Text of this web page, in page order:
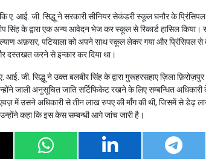
ए. आई. जी. सिद्धू ने सरकारी सीनियर सेकंडरी स्कूल घनौर के
के द्वारा एक अन्य आवेदन भेज कर स्कूल से रिकार्ड हासिल किया।
अफ़सर, पटियाला को अपने साथ स्कूल लेकर गया और प्रिंसिपल से
दस्तखत करने से इन्कार कर दिया था।
आई. जी. सिद्धू ने उक्त बलबीर सिंह के द्वारा गुरूहरसहाए ज़िला
जाली अनुसूचित जाति सर्टिफिकेट रखने के लिए सम्बन्धित
में उसने अधिकारी से तीन लाख रुपए की माँग की थी, जिसमें से डेढ़
कहा कि इस केस सम्बन्धी आगे जांच जारी है।